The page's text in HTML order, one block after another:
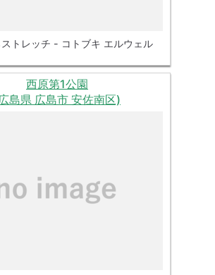
トレッチ - コトブキ エルウェル
西原第1公園
島県 広島市 安佐南区)